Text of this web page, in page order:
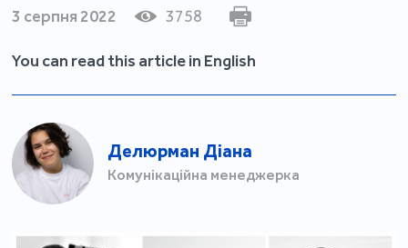
3 серпня 2022 3758
You can read this article in English
Делюрман Діана
Комунікаційна менеджерка